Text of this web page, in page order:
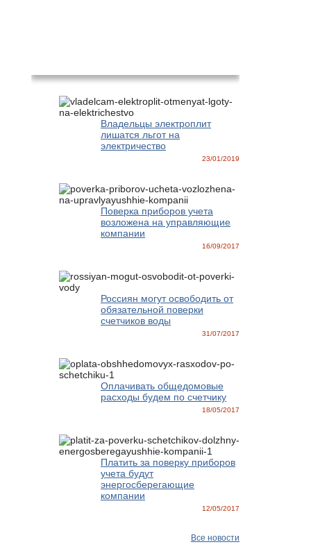
Владельцы электроплит
лишатся льгот на
электричество
23/01/2019
Поверка приборов учета
возложена на управляющие
компании
16/09/2017
Россиян могут освободить от
обязательной поверки
счетчиков воды
31/07/2017
Оплачивать общедомовые
расходы будем по счетчику
18/05/2017
Платить за поверку приборов
учета будут
энергосберегающие
компании
12/05/2017
Все новости